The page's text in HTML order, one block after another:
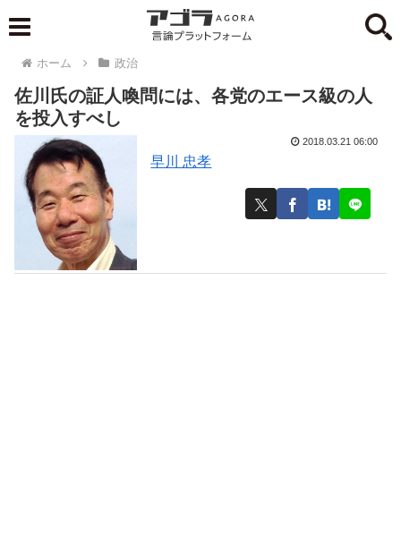
ホーム 政治
佐川氏の証人喚問には、各党のエース級の人
を投入すべし
早川 忠孝
2018.03.21 06:00